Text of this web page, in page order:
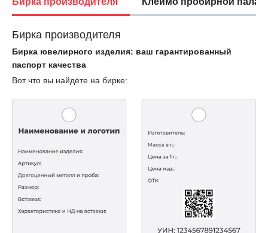
Бирка производителя
Бирка ювелирного изделия: ваш гарантированный
паспорт качества
Вот что вы найдёте на бирке: